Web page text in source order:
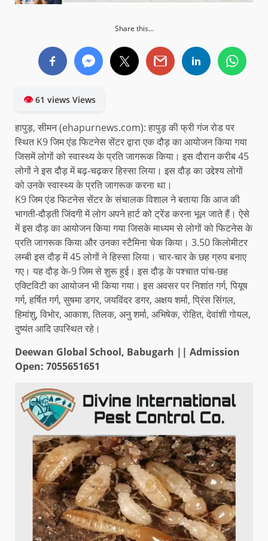
Share this...
👁61 views Views
हापुड़, सीमन (ehapurnews.com): हापुड़ की फ्री गंज रोड पर
स्थित K9 जिम एंड फिटनेस सेंटर द्वारा एक दौड़ का आयोजन किया गया
जिसमें लोगों को स्वास्थ्य के प्रति जागरूक किया। इस दौरान करीब 45
लोगों ने इस दौड़ में बढ़-चढ़कर हिस्सा लिया। इस दौड़ का उद्देश्य लोगों
को उनके स्वास्थ्य के प्रति जागरूक करना था।
K9 जिम एंड फिटनेस सेंटर के संचालक विशाल ने बताया कि आज की
भागती-दौड़ती जिंदगी में लोग अपने हार्ट को ट्रेंड करना भूल जाते हैं। ऐसे
में इस दौड़ का आयोजन किया गया जिसके माध्यम से लोगों को फिटनेस के
प्रति जागरूक किया और उनका स्टैमिना चेक किया। 3.50 किलोमीटर
लम्बी इस दौड़ में 45 लोगों ने हिस्सा लिया। चार-चार के छह ग्रुप बनाए
गए। यह दौड़ के-9 जिम से शुरू हुई। इस दौड़ के पश्चात पांच-छह
एक्टिविटी का आयोजन भी किया गया। इस अवसर पर निशांत गर्ग, पियूष
गर्ग, हर्षित गर्ग, सुषमा डगर, जयविंदर डगर, अक्षय शर्मा, प्रिंस सिंगल,
हिमांशु, विभोर, आकाश, तिलक, अनु शर्मा, अभिषेक, रोहित, देवांशी गोयल,
दुष्यंत आदि उपस्थित रहे।
Deewan Global School, Babugarh || Admission
Open: 7055651651